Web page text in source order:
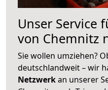
Unser Service
von Chemnitz
Sie wollen umziehen?
deutschlandweit – wir
Netzwerkan unserer